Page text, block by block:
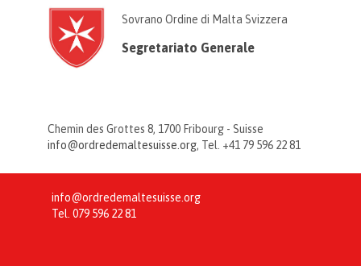
Sovrano Ordine di Malta Svizzera
Segretariato Generale
Chemin des Grottes 8, 1700 Fribourg - Suisse
info@ordredemaltesuisse.org, Tel. +41 79 596 22 81
info@ordredemaltesuisse.org
Tel. 079 596 22 81